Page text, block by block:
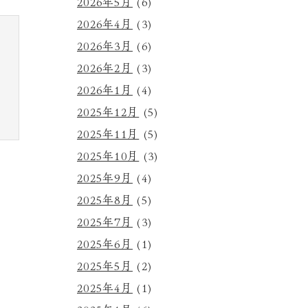
2026年4月 (3)
2026年3月 (6)
2026年2月 (3)
2026年1月 (4)
2025年12月 (5)
2025年11月 (5)
2025年10月 (3)
2025年9月 (4)
2025年8月 (5)
2025年7月 (3)
2025年6月 (1)
2025年5月 (2)
2025年4月 (1)